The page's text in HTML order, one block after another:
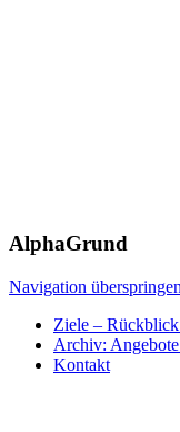
AlphaGrund
Navigation überspringen
Ziele –
Archiv:
Kontakt